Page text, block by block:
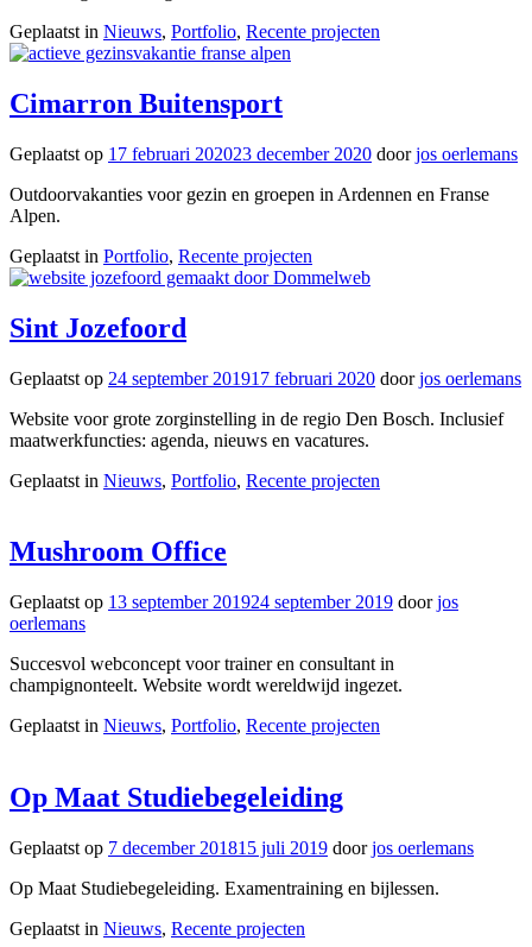
Geplaatst in Nieuws, Portfolio, Recente projecten
Cimarron Buitensport
Geplaatst op 17 februari 202023 december 2020 doorjos oerlemans
Outdoorvakanties voor gezin en groepen in Ardennen en Franse
Alpen.
Geplaatst in Portfolio, Recente projecten
Sint Jozefoord
Geplaatst op 24 september 201917 februari 2020 doorjos oerlemans
Website voor grote zorginstelling in de regio Den Bosch. Inclusief
maatwerkfuncties: agenda, nieuws en vacatures.
Geplaatst in Nieuws, Portfolio, Recente projecten
Mushroom Office
Geplaatst op 13 september 201924 september 2019 doorjos
oerlemans
Succesvol webconcept voor trainer en consultant in
champignonteelt. Website wordt wereldwijd ingezet.
Geplaatst in Nieuws, Portfolio, Recente projecten
Op Maat Studiebegeleiding
Geplaatst op 7 december 201815 juli 2019 doorjos oerlemans
Op Maat Studiebegeleiding. Examentraining en bijlessen.
Geplaatst in Nieuws, Recente projecten